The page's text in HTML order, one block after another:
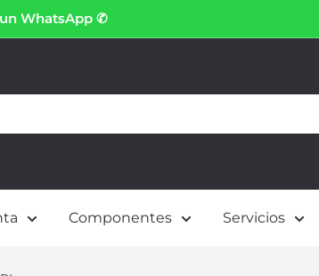
WhatsApp ✆
Componentes Servicios